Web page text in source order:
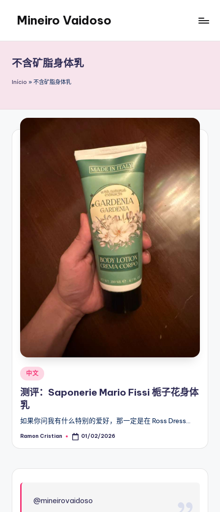
content
Mineiro Vaidoso
Autocuidado
e
Resenhas
不含矿脂身体乳
Início » 不含矿脂身体乳
Posted
in
中文
测评：Saponerie Mario Fissi 栀子花身体
乳
如果你问我有什么特别的爱好，那一定是在 Ross Dress…
Posted
Ramon Cristian 01/02/2026
@mineirovaidoso